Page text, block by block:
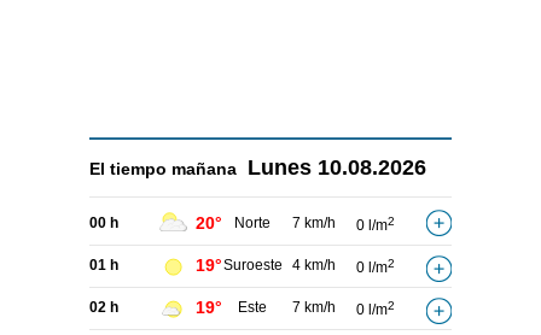
El tiempo mañana Lunes 10.08.2026
00 h 20° Norte 7 km/h 0 l/m2
01 h 19°Suroeste 4 km/h 0 l/m2
02 h 19° Este 7 km/h 0 l/m2